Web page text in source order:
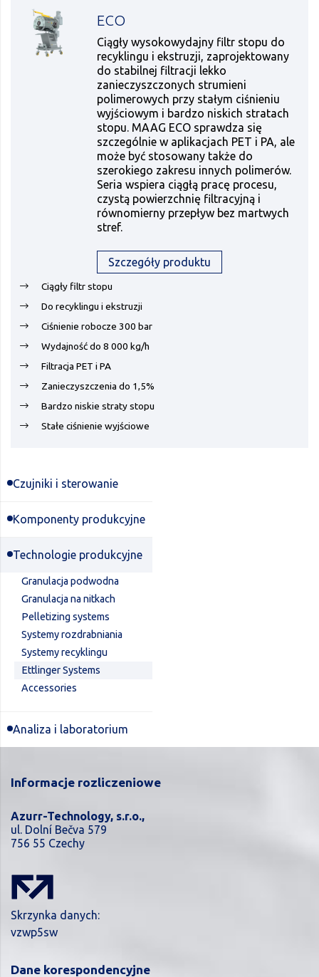
ECO
Ciągły wysokowydajny filtr stopu do
recyklingu i ekstruzji, zaprojektowany
do stabilnej filtracji lekko
zanieczyszczonych strumieni
polimerowych przy stałym ciśnieniu
wyjściowym i bardzo niskich stratach
stopu. MAAG ECO sprawdza się
szczególnie w aplikacjach PET i PA, ale
może być stosowany także do
szerokiego zakresu innych polimerów.
Seria wspiera ciągłą pracę procesu,
czystą powierzchnię filtracyjną i
równomierny przepływ bez martwych
stref.
Szczegóły produktu
Ciągły filtr stopu
Do recyklingu i ekstruzji
Ciśnienie robocze 300 bar
Wydajność do 8 000 kg/h
Filtracja PET i PA
Zanieczyszczenia do 1,5%
Bardzo niskie straty stopu
Stałe ciśnienie wyjściowe
Czujniki i sterowanie
Komponenty produkcyjne
Technologie produkcyjne
Granulacja podwodna
Granulacja na nitkach
Pelletizing systems
Systemy rozdrabniania
Systemy recyklingu
Ettlinger Systems
Accessories
Analiza i laboratorium
Informacje rozliczeniowe
Azurr-Technology, s.r.o.,
ul. Dolní Bečva 579
756 55 Czechy
Skrzynka danych:
vzwp5sw
Dane korespondencyjne